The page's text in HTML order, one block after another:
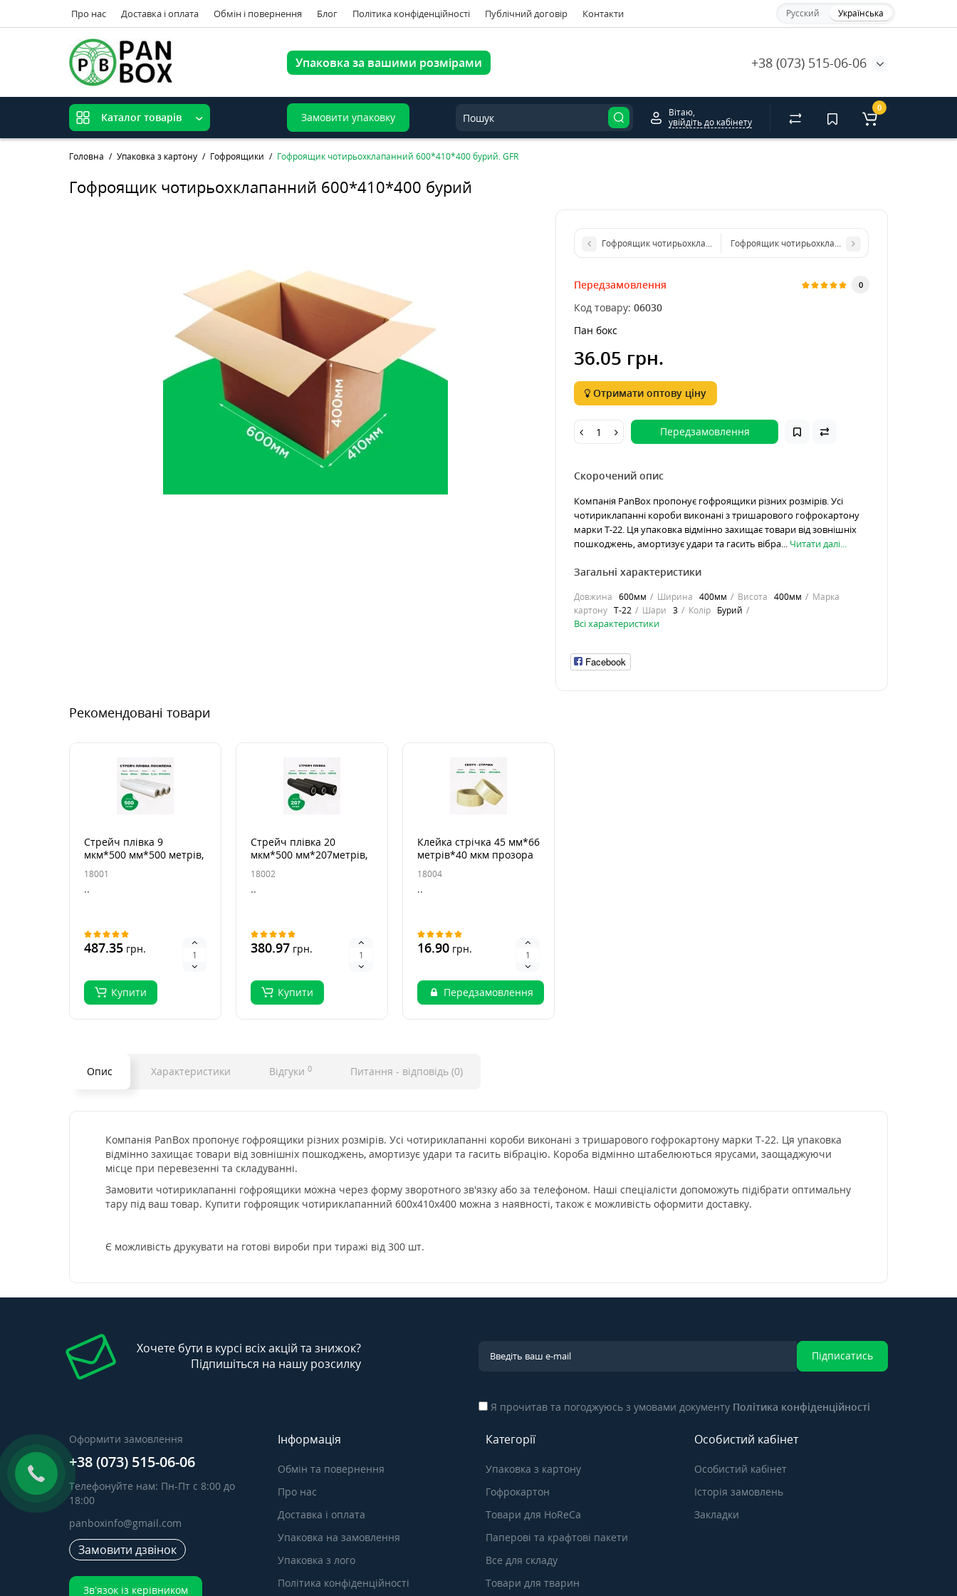
Про нас Доставка і оплата Обмін і повернення Блог Політика конфіденційності Публічний договір Контакти Русский Українська
+38 (073) 515-06-06
Упаковка за вашими розмірами
Каталог товарів Замовити упаковку
Вітаю,
увійдіть до кабінету
0
Головна Упаковка з картону Гофроящики Гофроящик чотирьохклапанний 600*410*400 бурий. GFR
Гофроящик чотирьохклапанний 600*410*400 бурий
Гофроящик чотирьохклапанний 240*240*200 бурий. GFR
Гофроящик чотирьохклапанний 700*400*420 бурий
Передзамовлення 0
Код товару: 06030
Пан бокс
36.05 грн.
Отримати оптову ціну
Передзамовлення
Скорочений опис
Компанія PanBox пропонує гофроящики різних розмірів. Усі
чотириклапанні короби виконані з тришарового гофрокартону
марки Т-22. Ця упаковка відмінно захищає товари від зовнішніх
пошкоджень, амортизує удари та гасить вібра... Читати далі...
Загальні характеристики
Довжина 600мм Ширина 400мм Висота 400мм
Марка
картону Т-22 Шари 3 Колір Бурий
Всі характеристики
Facebook
Рекомендовані товари
Стрейч плівка 9
мкм*500 мм*500 метрів,
2,1 кг брутто посилена
прозора
18001
..
487.35 грн.
Купити
Стрейч плівка 20
мкм*500 мм*207метрів,
2,1 кг брутто чорна
18002
..
380.97 грн.
Купити
Клейка стрічка 45 мм*66
метрів*40 мкм прозора
18004
..
16.90 грн.
Передзамовлення
Опис Характеристики Відгуки 0 Питання - відповідь (0)
Компанія PanBox пропонує гофроящики різних розмірів. Усі чотириклапанні короби виконані з тришарового гофрокартону марки Т-22. Ця упаковка
відмінно захищає товари від зовнішніх пошкоджень, амортизує удари та гасить вібрацію. Короба відмінно штабелюються ярусами, заощаджуючи
місце при перевезенні та складуванні.
Замовити чотириклапанні гофроящики можна через форму зворотного зв'язку або за телефоном. Наші спеціалісти допоможуть підібрати оптимальну
тару під ваш товар. Купити гофроящик чотириклапанний 600х410х400 можна з наявності, також є можливість оформити доставку.
Є можливість друкувати на готові вироби при тиражі від 300 шт.
Хочете бути в курсі всіх акцій та знижок?
Підпишіться на нашу розсилку
Підписатись
Я прочитав та погоджуюсь з умовами документу Політика конфіденційності
Оформити замовлення
+38 (073) 515-06-06
Телефонуйте нам: Пн-Пт с 8:00 до
18:00
panboxinfo@gmail.com
Замовити дзвінок
Зв’язок із керівником
Інформація
Обмін та повернення
Про нас
Доставка і оплата
Упаковка на замовлення
Упаковка з лого
Політика конфіденційності
Категорії
Упаковка з картону
Гофрокартон
Товари для HoReCa
Паперові та крафтові пакети
Все для складу
Товари для тварин
Особистий кабінет
Особистий кабінет
Історія замовлень
Закладки